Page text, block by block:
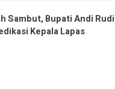
Sambut, Bupati Andi Rudi
Kepala Lapas